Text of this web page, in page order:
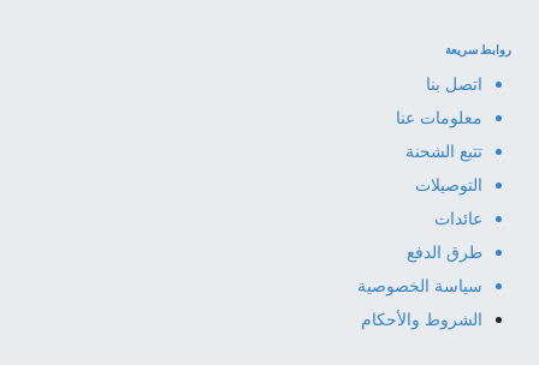
روابط سريعة
اتصل بنا
معلومات عنا
تتبع الشحنة
التوصيلات
عائدات
طرق الدفع
سياسة الخصوصية
الشروط والأحكام